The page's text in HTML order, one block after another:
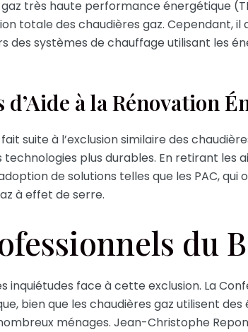
très haute performance énergétique
totale des chaudières gaz. Cependant,
des systèmes de chauffage utilisant les
à la Rénovation
suite à l’exclusion similaire des
plus durables. En retirant les
de solutions telles que les PAC,
à effet de serre.
du
inquiétudes face à cette exclusion. La
bien que les chaudières gaz utilisent
ménages. Jean-Christophe